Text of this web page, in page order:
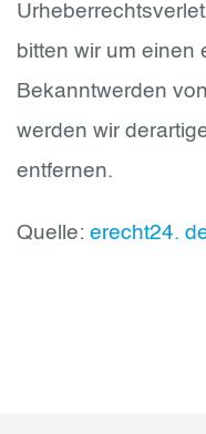
bitten wir um einen
Bekanntwerden
werden wir
entfernen.
Quelle: erecht24.